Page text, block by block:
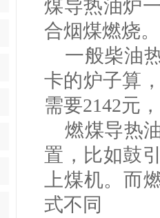
煤导热油炉
合烟煤燃烧
一般柴油热
卡的炉子算
需要2142元
燃煤导热
置，比如鼓
上煤机。而
式不同